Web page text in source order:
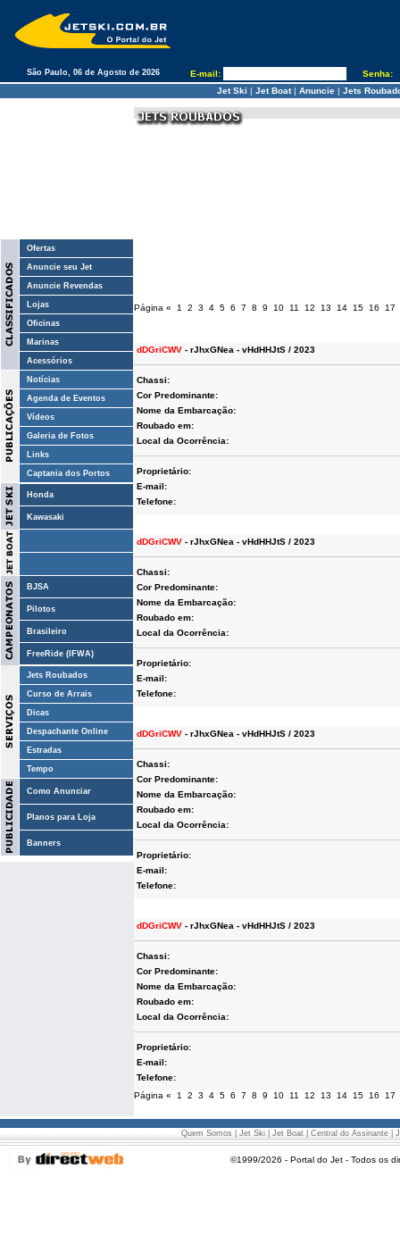
São Paulo, 06 de Agosto de 2026 E-mail:
Senha:
Jet Ski | Jet Boat| Anuncie| Jets
Ofertas
Anuncie seu Jet
Anuncie Revendas
Lojas
Oficinas
Marinas
Acessórios
Notícias
Agenda de Eventos
Vídeos
Galeria de Fotos
Links
Captania dos Portos
Honda
Kawasaki
BJSA
Pilotos
Brasileiro
FreeRide (IFWA)
Jets Roubados
Curso de Arrais
Dicas
Despachante Online
Estradas
Tempo
Como Anunciar
Planos para Loja
Banners
Página « 1 2 3 4 5 6 7 8 9 10 11 12 13 14 15 16 17
dDGriCWV - rJhxGNea - vHdHHJtS / 2023
Chassi:
Cor Predominante:
Nome da Embarcação:
Roubado em:
Local da Ocorrência:
Proprietário:
E-mail:
Telefone:
dDGriCWV - rJhxGNea - vHdHHJtS / 2023
Chassi:
Cor Predominante:
Nome da Embarcação:
Roubado em:
Local da Ocorrência:
Proprietário:
E-mail:
Telefone:
dDGriCWV - rJhxGNea - vHdHHJtS / 2023
Chassi:
Cor Predominante:
Nome da Embarcação:
Roubado em:
Local da Ocorrência:
Proprietário:
E-mail:
Telefone:
dDGriCWV - rJhxGNea - vHdHHJtS / 2023
Chassi:
Cor Predominante:
Nome da Embarcação:
Roubado em:
Local da Ocorrência:
Proprietário:
E-mail:
Telefone:
Página « 1 2 3 4 5 6 7 8 9 10 11 12 13 14 15 16 17
Quem Somos Jet Ski Jet Boat Central do Assinante
©1999/2026 - Portal do Jet - Todos os